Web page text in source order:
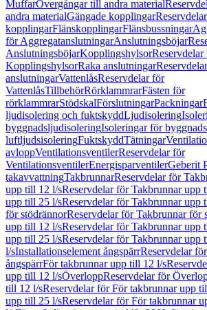
MuffarÖvergångar till andra material
andra materialGängade kopplingar
kopplingarFlänskopplingarFlänsbussningar
för AggregatanslutningarAnslutningsböjar
AnslutningsböjarKopplingshylsorReservdelar
KopplingshylsorRaka anslutningar
anslutningarVattenlåsReservdelar för
VattenlåsTillbehörRörklammrarFästen för
rörklammrarStödskalFörslutningarPackningar
ljudisolering och fuktskyddLjudisolering
byggnadsljudisoleringIsoleringar för
luftljudsisoleringFuktskyddTätningar
avloppVentilationsventilerReservdelar för
VentilationsventilerEnergisparventilerGeberit
takavvattningTakbrunnarReservdelar för
upp till 12 l/sReservdelar för Takbrunnar upp
upp till 25 l/sReservdelar för Takbrunnar upp
för stödrännorReservdelar för Takbrunnar för
upp till 12 l/sReservdelar för Takbrunnar upp
upp till 25 l/sReservdelar för Takbrunnar upp
l/sInstallationselement ångspärrReservdelar
ångspärrFör takbrunnar upp till 12 l/s
upp till 12 l/sÖverloppReservdelar för
till 12 l/sReservdelar för För takbrunnar upp
upp till 25 l/sReservdelar för För takbrunnar